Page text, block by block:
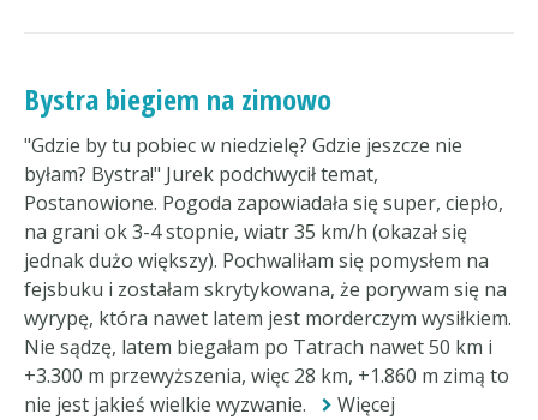
Bystra biegiem na zimowo
"Gdzie by tu pobiec w niedzielę? Gdzie jeszcze nie
byłam? Bystra!" Jurek podchwycił temat,
Postanowione. Pogoda zapowiadała się super, ciepło,
na grani ok 3-4 stopnie, wiatr 35 km/h (okazał się
jednak dużo większy). Pochwaliłam się pomysłem na
fejsbuku i zostałam skrytykowana, że porywam się na
wyrypę, która nawet latem jest morderczym wysiłkiem.
Nie sądzę, latem biegałam po Tatrach nawet 50 km i
+3.300 m przewyższenia, więc 28 km, +1.860 m zimą to
nie jest jakieś wielkie wyzwanie.
Więcej